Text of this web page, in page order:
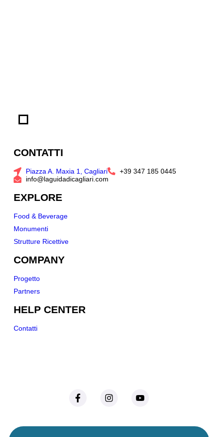
CONTATTI
Piazza A. Maxia 1, Cagliari
+39 347 185 0445
info@laguidadicagliari.com
EXPLORE
Food & Beverage
Monumenti
Strutture Ricettive
COMPANY
Progetto
Partners
HELP CENTER
Contatti